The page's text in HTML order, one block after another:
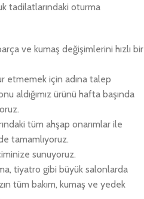
tadilatlarındaki oturma
ve kumaş değişimlerini hızlı bir
etmemek için adına talep
aldığımız ürünü hafta başında
tüm ahşap onarımlar ile
tamamlıyoruz.
sunuyoruz.
tiyatro gibi büyük salonlarda
tüm bakım, kumaş ve yedek